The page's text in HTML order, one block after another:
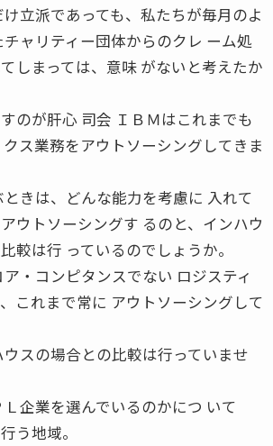
立派であっても、私たちが毎月のよ
ャリティー団体からのクレ ーム処
しまっては、意味 がないと考えたか
のが肝心 司会 ＩＢＭはこれまでも
ス業務をアウトソーシングしてきま
きは、どんな能力を考慮に 入れて
ウトソーシングす るのと、インハウ
較は行 っているのでしょうか。
・コンピタンスでない ロジスティ
これまで常に アウトソーシングして
スの場合との比較は行っていませ
企業を選んでいるのかにつ いて
う地域。